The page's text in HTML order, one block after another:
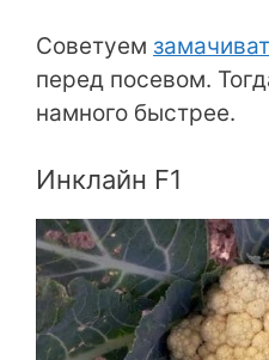
Советуем
перед посевом.
намного быстрее.
Инклайн F1